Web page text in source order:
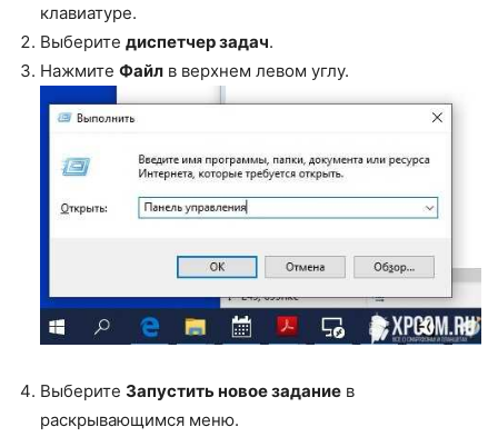
клавиатуре.
Выберите диспетчер задач.
Нажмите Файл в верхнем левом углу.
Выберите Запустить новое задание в
раскрывающимся меню.